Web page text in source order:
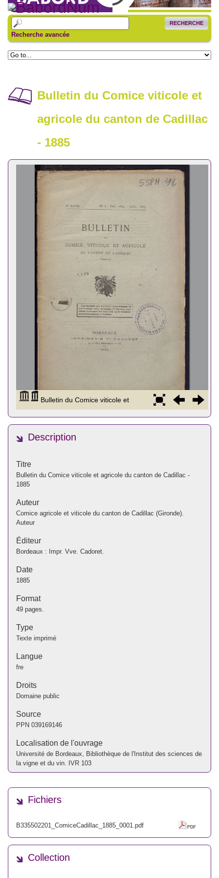
RECHERCHE
Recherche avancée
Bulletin du Comice viticole et
agricole du canton de Cadillac
- 1885
Description
Titre
Bulletin du Comice viticole et agricole du canton de Cadillac -
1885
Auteur
Comice agricole et viticole du canton de Cadillac (Gironde).
Auteur
Éditeur
Bordeaux : Impr. Vve. Cadoret.
Date
1885
Format
49 pages.
Type
Texte imprimé
Langue
fre
Droits
Domaine public
Source
PPN 039169146
Localisation de l'ouvrage
Université de Bordeaux, Bibliothèque de l'Institut des sciences de
la vigne et du vin. IVR 103
Fichiers
B335502201_ComiceCadillac_1885_0001.pdf
Collection